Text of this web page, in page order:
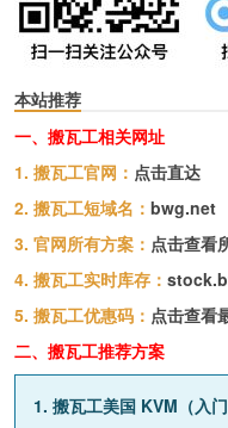
本站推荐
一、搬瓦工相关网址
1. 搬瓦工官网： 点击直达
2. 搬瓦工短域名： bwg.net
3. 官网所有方案： 点击查看
4. 搬瓦工实时库存：
5. 搬瓦工优惠码： 点击查看
二、搬瓦工推荐方案
1. 搬瓦工美国 KVM（入门